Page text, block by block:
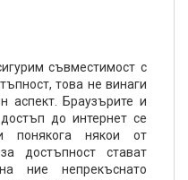
съвместимост с
това не винаги
аспект. Браузърите и
до интернет се
понякога някои от
достъпност стават
ние непрекъснато